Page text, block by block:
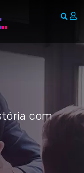
com